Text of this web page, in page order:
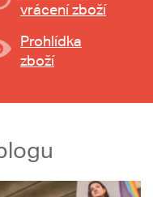
vrácení zboží
Prohlídka
zboží